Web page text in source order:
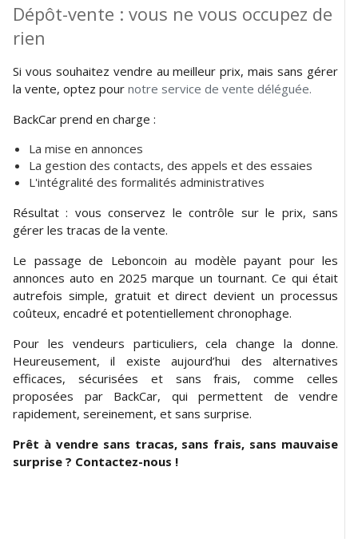
Dépôt-vente : vous ne vous occupez de
rien
Si vous souhaitez vendre au meilleur prix, mais sans gérer
la vente, optez pour notre service de vente déléguée.
BackCar prend en charge :
La mise en annonces
La gestion des contacts, des appels et des essaies
L'intégralité des formalités administratives
Résultat : vous conservez le contrôle sur le prix, sans
gérer les tracas de la vente.
Le passage de Leboncoin au modèle payant pour les
annonces auto en 2025 marque un tournant. Ce qui était
autrefois simple, gratuit et direct devient un processus
coûteux, encadré et potentiellement chronophage.
Pour les vendeurs particuliers, cela change la donne.
Heureusement, il existe aujourd’hui des alternatives
efficaces, sécurisées et sans frais, comme celles
proposées par BackCar, qui permettent de vendre
rapidement, sereinement, et sans surprise.
Prêt à vendre sans tracas, sans frais, sans mauvaise
surprise ? Contactez-nous !